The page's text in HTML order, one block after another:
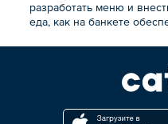
разработать меню и
еда, как на банкете